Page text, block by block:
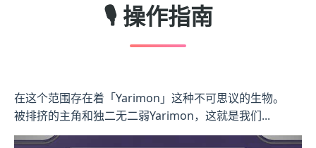
🎙️ 操作指南
在这个范围存在着「Yarimon」这种不可思议的生物。
被排挤的主角和独二无二弱Yarimon，这就是我们...